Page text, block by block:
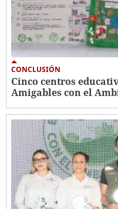
CONCLUSIÓN
Cinco centros
Amigables con el